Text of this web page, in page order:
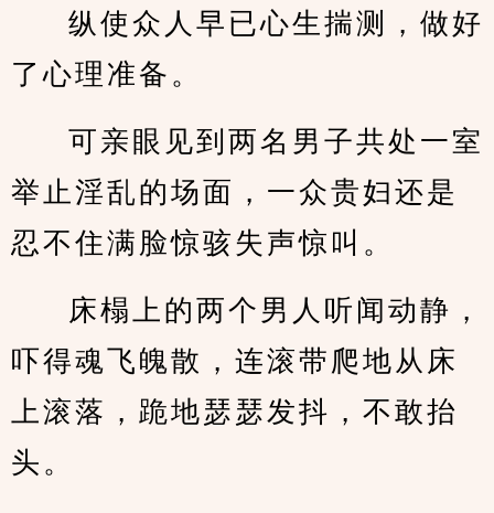
纵使众人早已心生揣测，做好
了心理准备。
可亲眼见到两名男子共处一室
举止淫乱的场面，一众贵妇还是
忍不住满脸惊骇失声惊叫。
床榻上的两个男人听闻动静，
吓得魂飞魄散，连滚带爬地从床
上滚落，跪地瑟瑟发抖，不敢抬
头。